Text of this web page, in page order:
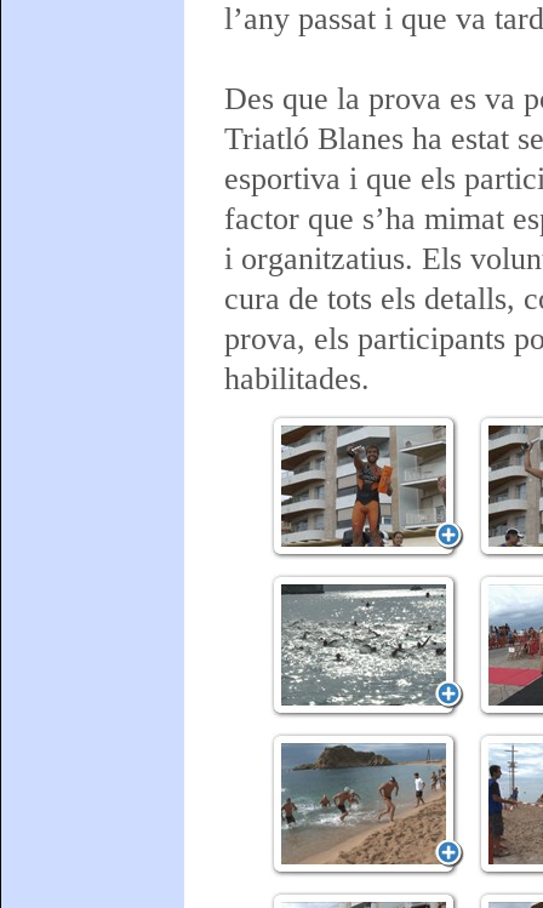
l’any passat i que va
Des que la prova es va
Triatló Blanes ha estat
esportiva i que els
factor que s’ha mimat
i organitzatius. Els
cura de tots els detalls,
prova, els participants
habilitades.